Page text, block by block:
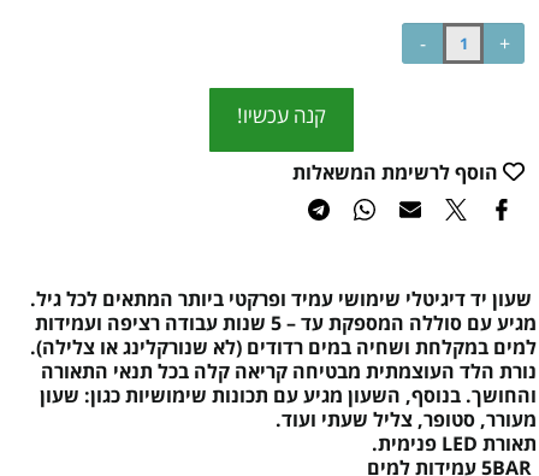
קנה עכשיו!
הוסף לרשימת המשאלות
שעון יד דיגיטלי שימושי עמיד ופרקטי ביותר המתאים לכל גיל.
מגיע עם סוללה המספקת עד – 5 שנות עבודה רציפה ועמידות
למים במקלחת ושחיה במים רדודים (לא שנורקלינג או צלילה).
נורת הלד העוצמתית מבטיחה קריאה קלה בכל תנאי התאורה
והחושך. בנוסף, השעון מגיע עם תכונות שימושיות כגון: שעון
מעורר, סטופר, צליל שעתי ועוד.
תאורת LED פנימית.